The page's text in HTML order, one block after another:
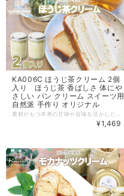
KA006C ほうじ茶クリーム 2個
入り ほうじ茶 香ばしさ 体にや
さしい パン クリーム スイーツ用
自然派 手作り オリジナル
¥1,469